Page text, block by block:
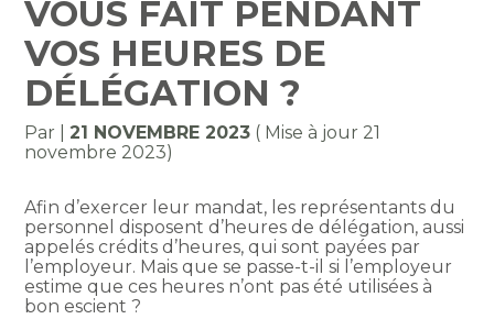
VOUS FAIT PENDANT
VOS HEURES DE
DÉLÉGATION ?
Par |21 NOVEMBRE 2023 ( Mise à jour 21
novembre 2023)
Afin d’exercer leur mandat, les représentants du
personnel disposent d’heures de délégation, aussi
appelés crédits d’heures, qui sont payées par
l’employeur. Mais que se passe-t-il si l’employeur
estime que ces heures n’ont pas été utilisées à
bon escient ?